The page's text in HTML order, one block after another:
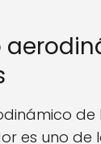
es uno de